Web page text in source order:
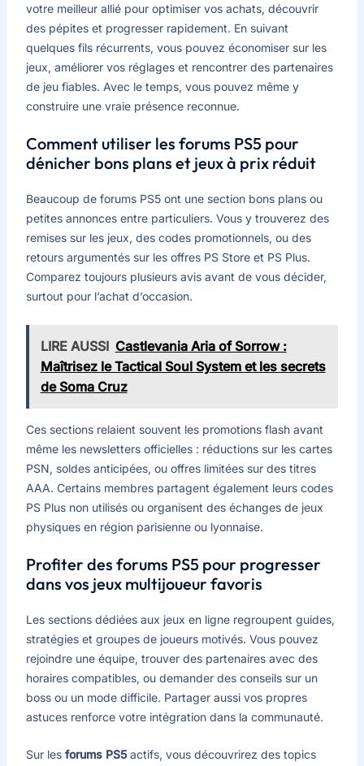
votre meilleur allié pour optimiser vos achats, découvrir
des pépites et progresser rapidement. En suivant
quelques fils récurrents, vous pouvez économiser sur les
jeux, améliorer vos réglages et rencontrer des partenaires
de jeu fiables. Avec le temps, vous pouvez même y
construire une vraie présence reconnue.
Comment utiliser les forums PS5 pour
dénicher bons plans et jeux à prix réduit
Beaucoup de forums PS5 ont une section bons plans ou
petites annonces entre particuliers. Vous y trouverez des
remises sur les jeux, des codes promotionnels, ou des
retours argumentés sur les offres PS Store et PS Plus.
Comparez toujours plusieurs avis avant de vous décider,
surtout pour l’achat d’occasion.
LIRE AUSSI Castlevania Aria of Sorrow :
Maîtrisez le Tactical Soul System et les secrets
de Soma Cruz
Ces sections relaient souvent les promotions flash avant
même les newsletters officielles : réductions sur les cartes
PSN, soldes anticipées, ou offres limitées sur des titres
AAA. Certains membres partagent également leurs codes
PS Plus non utilisés ou organisent des échanges de jeux
physiques en région parisienne ou lyonnaise.
Profiter des forums PS5 pour progresser
dans vos jeux multijoueur favoris
Les sections dédiées aux jeux en ligne regroupent guides,
stratégies et groupes de joueurs motivés. Vous pouvez
rejoindre une équipe, trouver des partenaires avec des
horaires compatibles, ou demander des conseils sur un
boss ou un mode difficile. Partager aussi vos propres
astuces renforce votre intégration dans la communauté.
Sur les forums PS5actifs, vous découvrirez des topics